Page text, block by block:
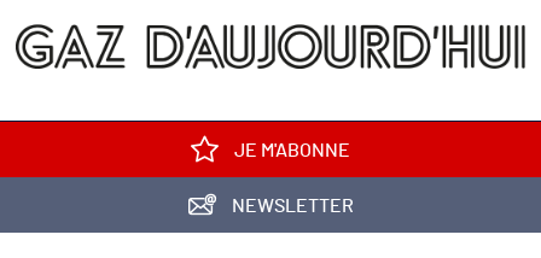
JE M'ABONNE
NEWSLETTER